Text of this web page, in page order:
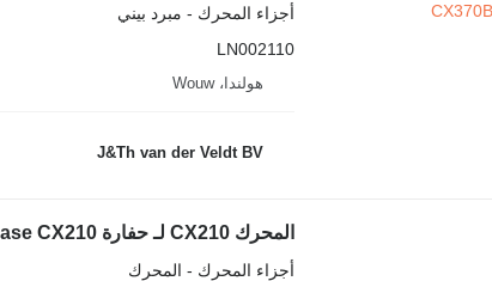
أجزاء المحرك - مبرد بيني
LN002110
هولندا، Wouw
J&Th van der Veldt BV
المحرك CX210 لـ حفارة Case CX210
أجزاء المحرك - المحرك